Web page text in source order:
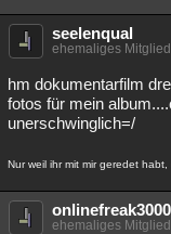
seelenqual
ehemaliges Mitglied
hm dokumentarfilm
fotos für mein
unerschwinglich=/
Nur weil ihr mit mir geredet
onlinefreak3000
ehemaliges Mitglied